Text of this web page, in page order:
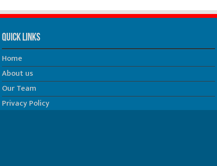
Quick Links
Home
About us
Our Team
Privacy Policy